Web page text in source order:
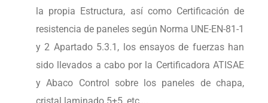
la propia Estructura, así como Certificación de
resistencia de paneles según Norma UNE-EN-81-1
y 2 Apartado 5.3.1, los ensayos de fuerzas han
sido llevados a cabo por la Certificadora ATISAE
y Abaco Control sobre los paneles de chapa,